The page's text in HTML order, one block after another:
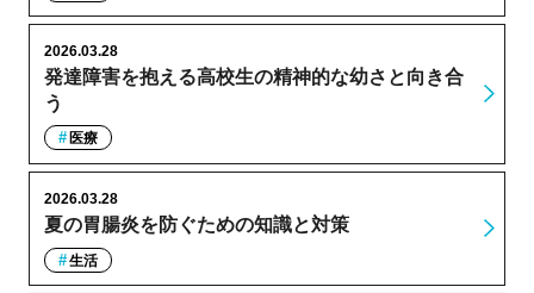
発達障害を抱える高校生の精神的な幼さと向き合
う
2026.03.28
医療
夏の胃腸炎を防ぐための知識と対策
2026.03.28
生活